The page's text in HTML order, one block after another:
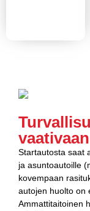
Startautosta saat
ja asuntoautoille
kovempaan
autojen huolto on
Ammattitaitoinen